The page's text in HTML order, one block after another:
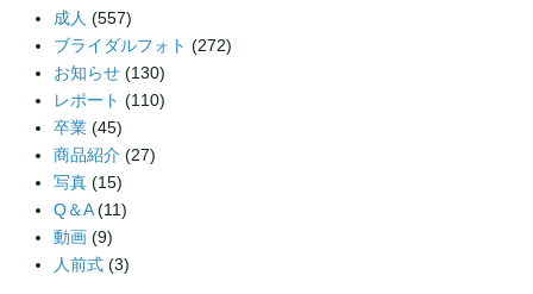
成人 (557)
ブライダルフォト (272)
お知らせ (130)
レポート (110)
卒業 (45)
商品紹介 (27)
写真 (15)
Q＆A(11)
動画 (9)
人前式 (3)